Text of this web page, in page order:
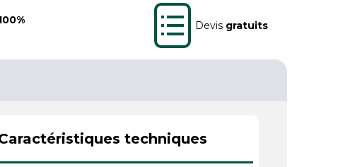
Devis gratuits
techniques